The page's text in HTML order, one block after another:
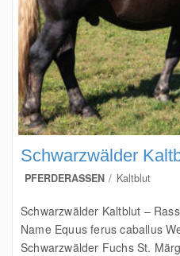
Schwarzwälder
PFERDERASSEN Kaltblut
Schwarzwälder Kaltblut –
Name Equus ferus caballus
Schwarzwälder Fuchs St.